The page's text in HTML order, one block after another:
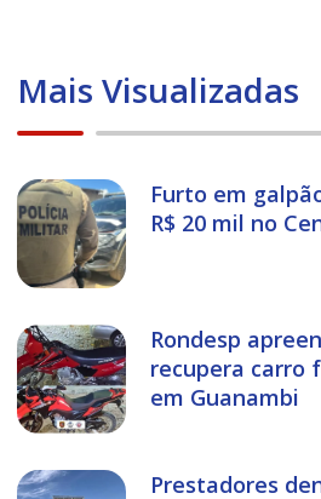
Mais Visualizadas
Furto em
R$ 20 mil no
Rondesp
recupera carro
em Guanambi
Prestadores